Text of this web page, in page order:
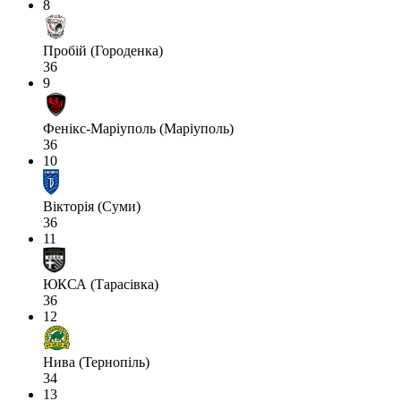
8
Пробій (Городенка)
36
9
Фенікс-Маріуполь (Маріуполь)
36
10
Вікторія (Суми)
36
11
ЮКСА (Тарасівка)
36
12
Нива (Тернопіль)
34
13